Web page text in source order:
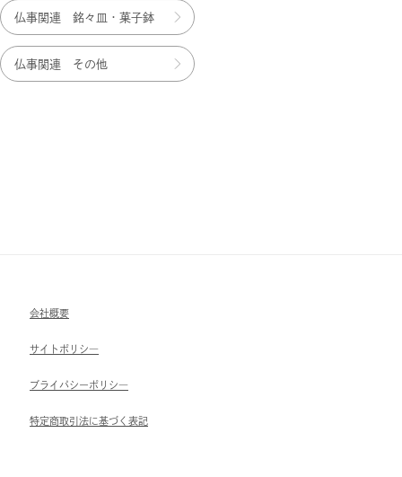
仏事関連 銘々皿・菓子鉢
仏事関連 その他
会社概要
サイトポリシ―
ブライパシーポリシ―
特定商取引法に基づく表記